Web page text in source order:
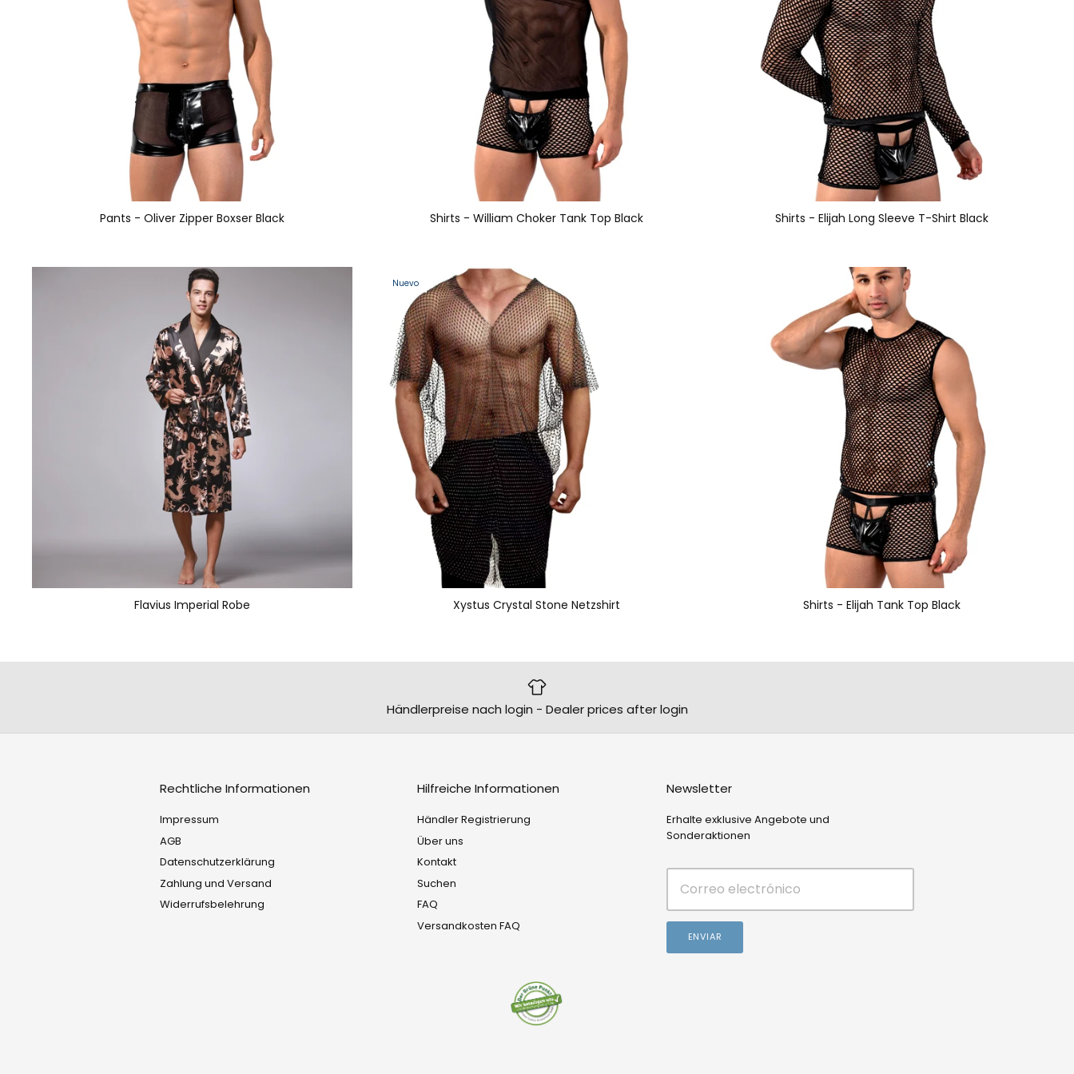
Pants - Oliver Zipper Boxser Black Shirts - William Choker Tank Top Black Shirts - Elijah Long Sleeve T-Shirt Black
Flavius Imperial Robe
Nuevo
Xystus Crystal Stone Netzshirt Shirts - Elijah Tank Top Black
Händlerpreise nach login - Dealer prices after login
Rechtliche Informationen
Impressum
AGB
Datenschutzerklärung
Zahlung und Versand
Widerrufsbelehrung
Hilfreiche Informationen
Händler Registrierung
Über uns
Kontakt
Suchen
FAQ
Versandkosten FAQ
Newsletter
Erhalte exklusive Angebote und
Sonderaktionen
ENVIAR